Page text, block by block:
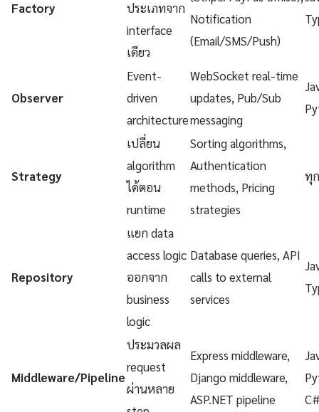
Factory
ประเภทจาก
interface
เดียว
Notification
(Email/SMS/Push)
Observer
Event-
driven
architecture
WebSocket real-time
updates, Pub/Sub
messaging
Strategy
เปลี่ยน
algorithm
ได้ตอน
runtime
Sorting algorithms,
Authentication
methods, Pricing
strategies
ทุ
Repository
แยก data
access logic
ออกจาก
business
logic
Database queries, API
calls to external
services
Middleware/Pipeline
ประมวลผล
request
ผ่านหลาย
Express middleware,
Django middleware,
ASP.NET pipeline